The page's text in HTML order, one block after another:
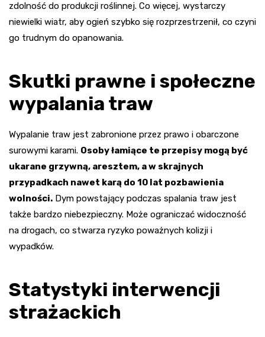
zdolność do produkcji roślinnej. Co więcej, wystarczy
niewielki wiatr, aby ogień szybko się rozprzestrzenił, co czyni
go trudnym do opanowania.
Skutki prawne i społeczne
wypalania traw
Wypalanie traw jest zabronione przez prawo i obarczone
surowymi karami. Osoby łamiące te przepisy mogą być
ukarane grzywną, aresztem, a w skrajnych
przypadkach nawet karą do 10 lat pozbawienia
wolności. Dym powstający podczas spalania traw jest
także bardzo niebezpieczny. Może ograniczać widoczność
na drogach, co stwarza ryzyko poważnych kolizji i
wypadków.
Statystyki interwencji
strażackich